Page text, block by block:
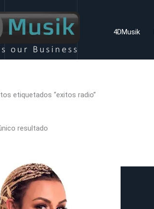
4DMusik
etiquetados “exitos radio”
resultado